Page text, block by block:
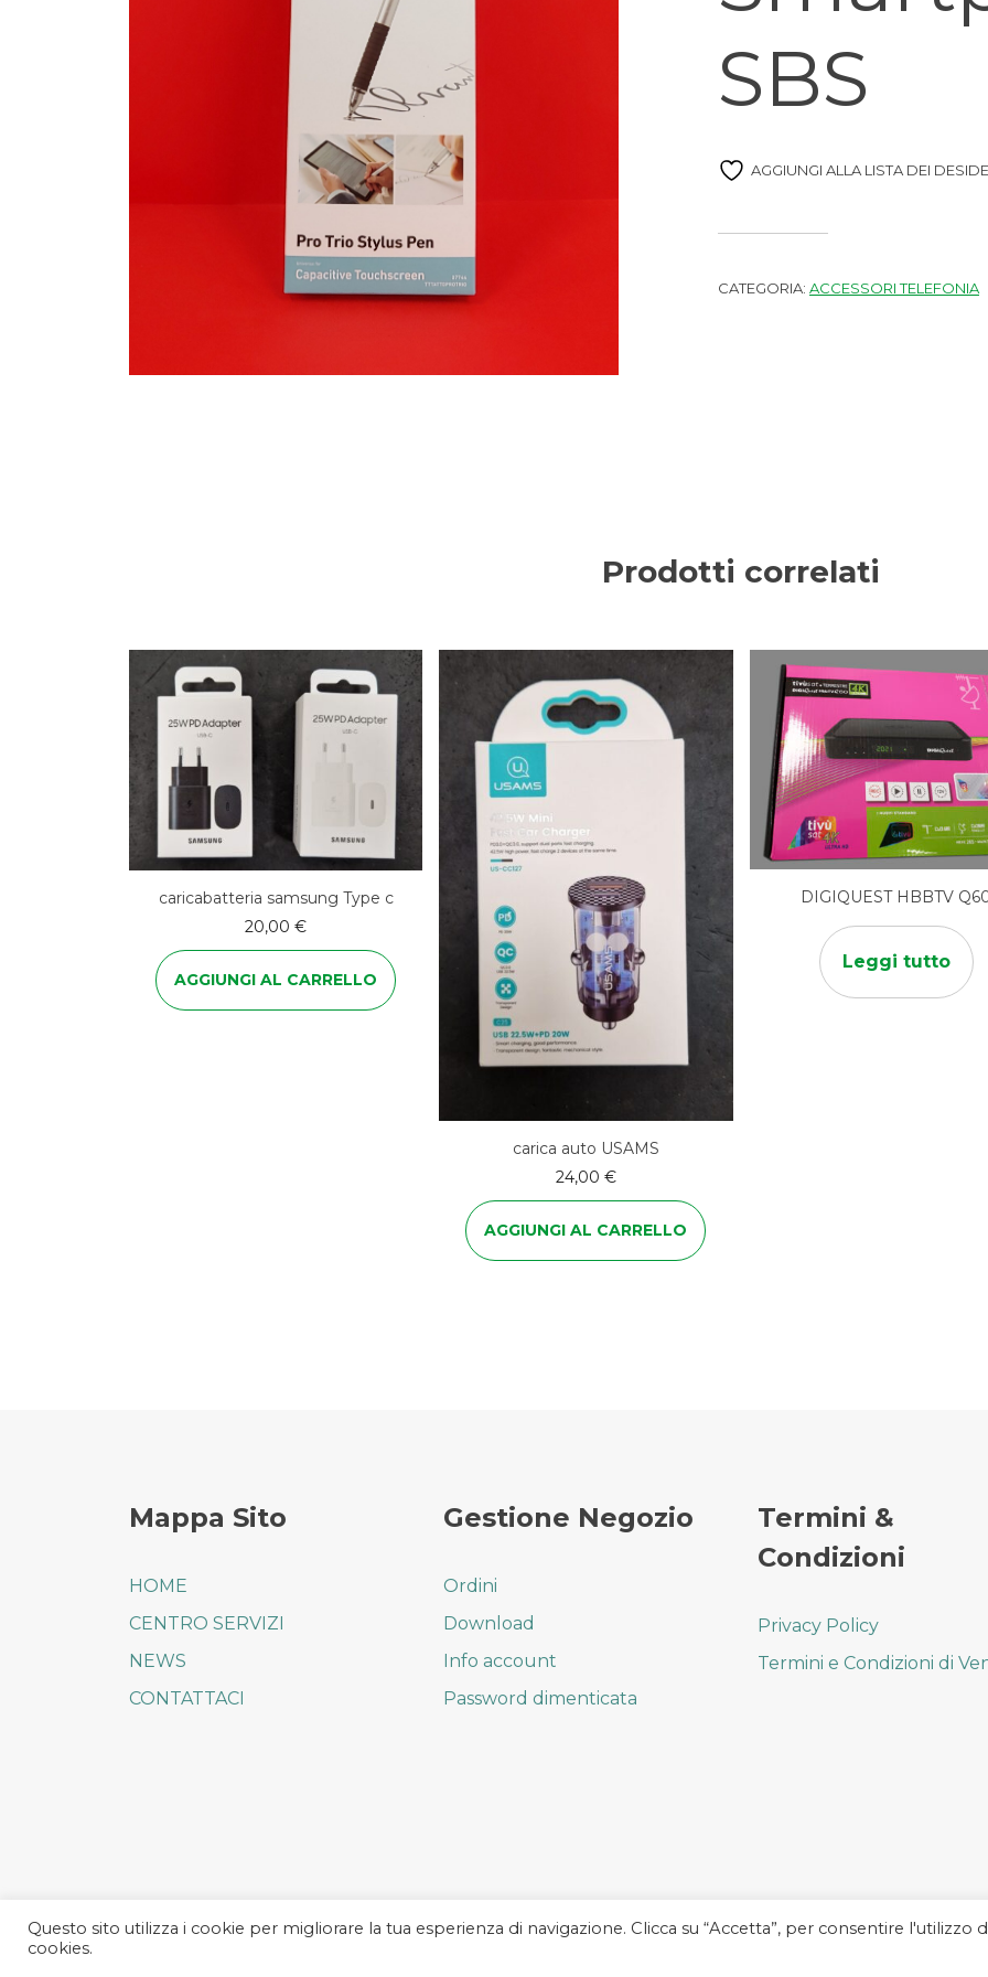
SBS
AGGIUNGI ALLA LISTA DEI
CATEGORIA: ACCESSORI TELEFONIA
Prodotti correlati
caricabatteria samsung Type c
20,00€
AGGIUNGI AL CARRELLO
carica auto USAMS
24,00 €
AGGIUNGI AL CARRELLO
DIGIQUEST HBBTV
Leggi tutto
Mappa Sito
HOME
CENTRO SERVIZI
NEWS
CONTATTACI
Gestione Negozio
Ordini
Download
Info account
Password dimenticata
Termini &
Condizioni
Privacy Policy
Termini e Condizioni di
Questo sito utilizza i cookie per migliorare la tua esperienza di navigazione. Clicca su “Accetta”, per consentire l'utilizzo
cookies.